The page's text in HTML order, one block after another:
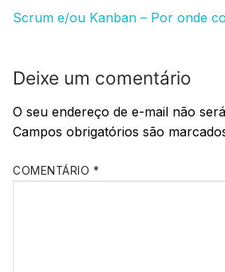
Scrum e/ou Kanban – Por onde
Deixe um comentário
O seu endereço de e-mail não
Campos obrigatórios são
COMENTÁRIO *